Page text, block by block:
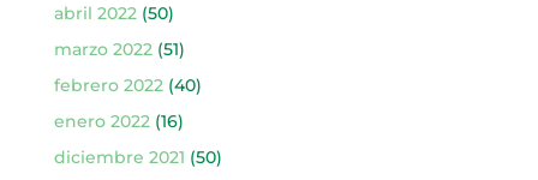
abril 2022 (50)
marzo 2022 (51)
febrero 2022 (40)
enero 2022 (16)
diciembre 2021 (50)